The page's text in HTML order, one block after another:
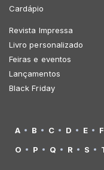
Cardápio
Revista Impressa
Livro personalizado
Feiras e eventos
Lançamentos
Black Friday
A B C D E F
O
P Q R S